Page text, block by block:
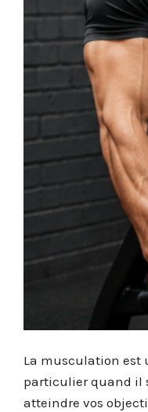
La musculation est
particulier quand il
atteindre vos